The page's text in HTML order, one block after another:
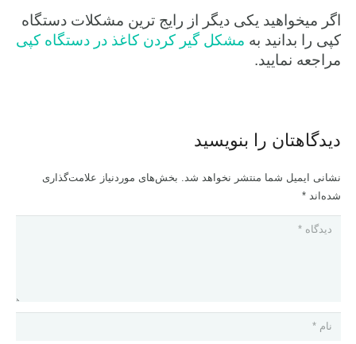
اگر میخواهید یکی دیگر از رایج ترین مشکلات دستگاه
کپی را بدانید به مشکل گیر کردن کاغذ در دستگاه کپی
مراجعه نمایید.
دیدگاهتان را بنویسید
نشانی ایمیل شما منتشر نخواهد شد.
بخش‌های موردنیاز علامت‌گذاری
شده‌اند*